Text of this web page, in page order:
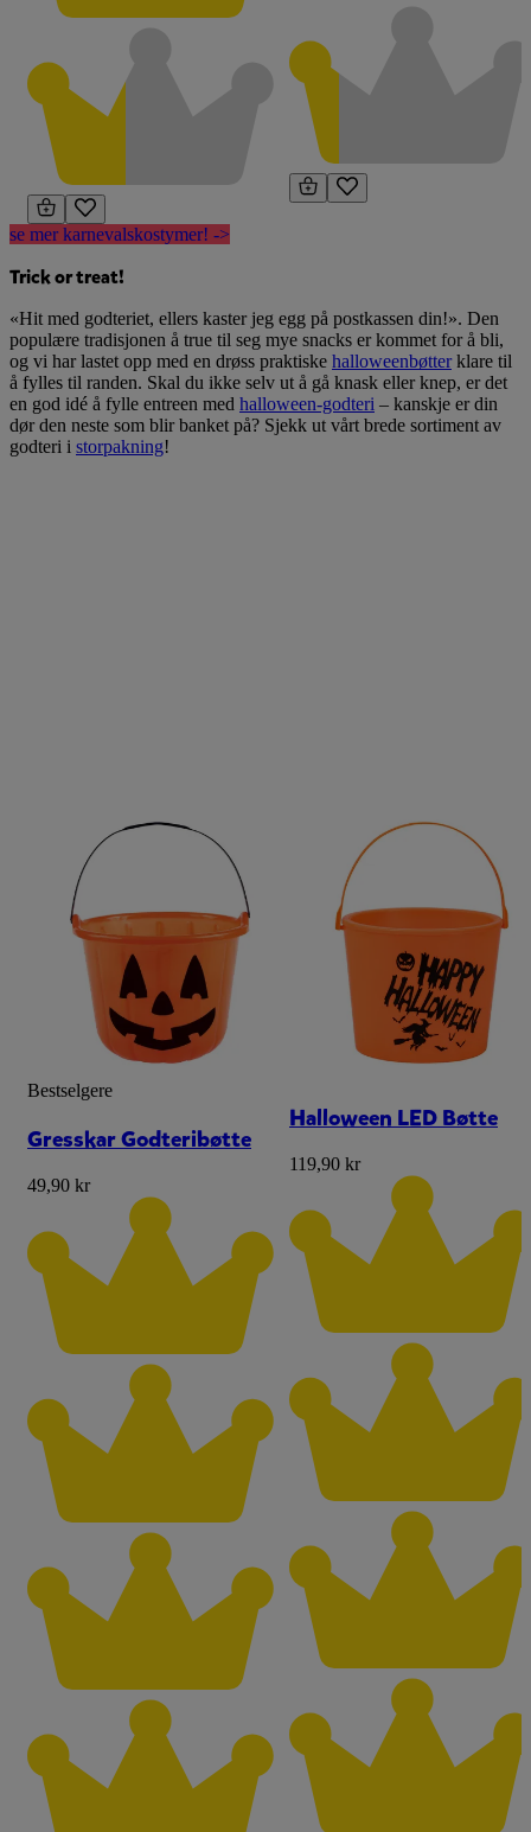
se mer karnevalskostymer! ->
Trick or treat!
«Hit med godteriet, ellers kaster jeg egg på postkassen din!». Den
populære tradisjonen å true til seg mye snacks er kommet for å bli,
og vi har lastet opp med en drøss praktiske halloweenbøtterklare til
å fylles til randen. Skal du ikke selv ut å gå knask eller knep, er det
en god idé å fylle entreen med halloween-godteri – kanskje er din
dør den neste som blir banket på? Sjekk ut vårt brede sortiment av
godteri i storpakning!
Bestselgere
Gresskar Godteribøtte
49,90 kr
Halloween LED Bøtte
119,90 kr